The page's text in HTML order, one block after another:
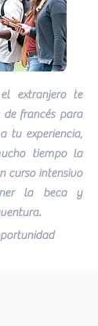
extranjero te
de francés para
tu experiencia,
tiempo la
curso intensivo
la beca y